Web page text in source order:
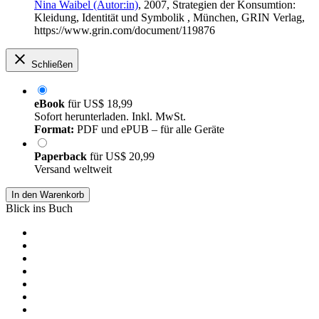
Nina Waibel (Autor:in), 2007, Strategien der Konsumtion:
Kleidung, Identität und Symbolik , München, GRIN Verlag,
https://www.grin.com/document/119876
Schließen
eBook fürUS$ 18,99
Sofort herunterladen. Inkl. MwSt.
Format: PDF und ePUB – für alle Geräte
Paperback fürUS$ 20,99
Versand weltweit
In den Warenkorb
Blick ins Buch